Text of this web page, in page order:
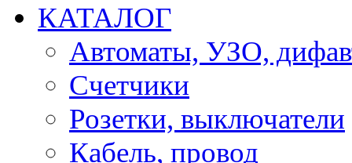
КАТАЛОГ
Автоматы, УЗО,
Счетчики
Розетки, выключатели
Кабель, провод